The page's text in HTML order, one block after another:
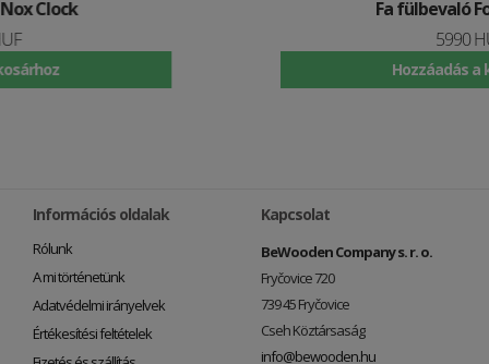
Információs oldalak
Rólunk
A mi történetünk
Adatvédelmi irányelvek
Értékesítési feltételek
Kapcsolat
BeWooden Company s. r. o.
Fryčovice 720
739 45 Fryčovice
Cseh Köztársaság
info@bewooden.hu